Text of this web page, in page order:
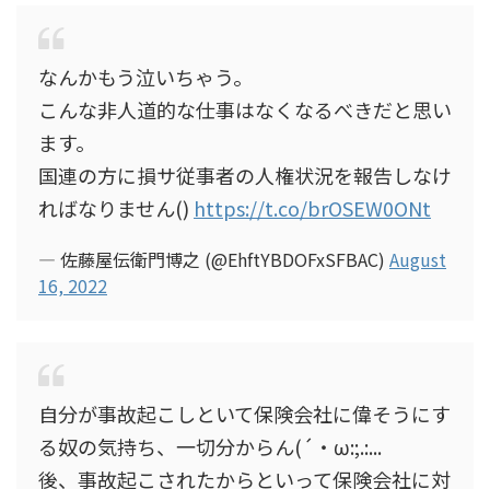
なんかもう泣いちゃう。
こんな非人道的な仕事はなくなるべきだと思い
ます。
国連の方に損サ従事者の人権状況を報告しなけ
ればなりません() https://t.co/brOSEW0ONt
— 佐藤屋伝衛門博之 (@EhftYBDOFxSFBAC) August
16, 2022
自分が事故起こしといて保険会社に偉そうにす
る奴の気持ち、一切分からん(´・ω:;.:...
後、事故起こされたからといって保険会社に対